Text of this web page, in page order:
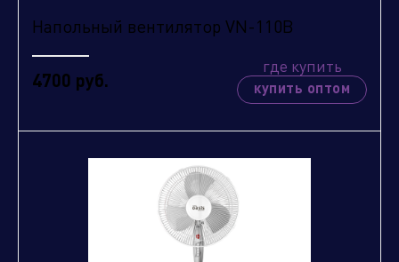
Напольный вентилятор VN-110B
4700 руб.
где купить
купить оптом